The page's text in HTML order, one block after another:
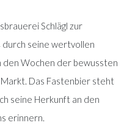
Schlägl zur
durch seine wertvollen
den Wochen der bewussten
Das Fastenbier steht
seine Herkunft an den
erinnern.